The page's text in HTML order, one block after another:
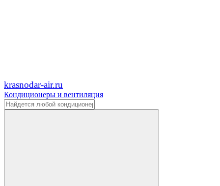
krasnodar-air.ru
Кондиционеры и вентиляция